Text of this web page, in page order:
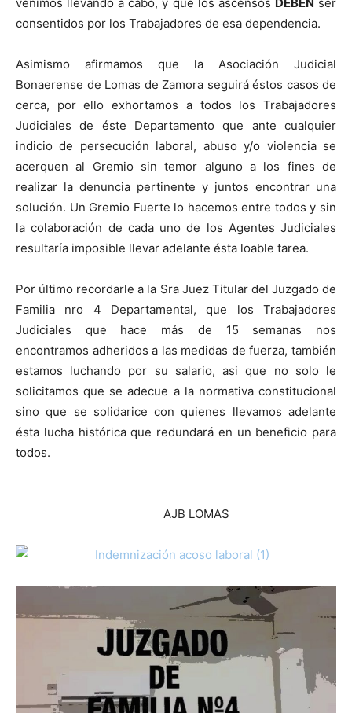
consentidos por los Trabajadores de esa dependencia.
Asimismo afirmamos que la Asociación Judicial
Bonaerense de Lomas de Zamora seguirá éstos casos de
cerca, por ello exhortamos a todos los Trabajadores
Judiciales de éste Departamento que ante cualquier
indicio de persecución laboral, abuso y/o violencia se
acerquen al Gremio sin temor alguno a los fines de
realizar la denuncia pertinente y juntos encontrar una
solución. Un Gremio Fuerte lo hacemos entre todos y sin
la colaboración de cada uno de los Agentes Judiciales
resultaría imposible llevar adelante ésta loable tarea.
Por último recordarle a la Sra Juez Titular del Juzgado de
Familia nro 4 Departamental, que los Trabajadores
Judiciales que hace más de 15 semanas nos
encontramos adheridos a las medidas de fuerza, también
estamos luchando por su salario, asi que no solo le
solicitamos que se adecue a la normativa constitucional
sino que se solidarice con quienes llevamos adelante
ésta lucha histórica que redundará en un beneficio para
todos.
AJB LOMAS